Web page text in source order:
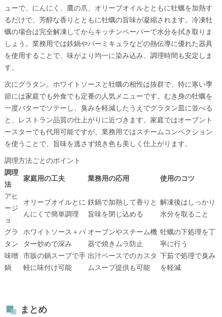
ューで、にんにく、鷹の爪、オリーブオイルとともに牡蠣を加熱す
るだけで、芳醇な香りとともに牡蠣の旨味が凝縮されます。冷凍牡
蠣の場合は完全解凍してからキッチンペーパーで水分を拭き取りま
しょう。業務用では鉄鍋やバーミキュラなどの熱伝導に優れた器具
を使用することで、味がより均一に染み込み、調理時間も安定しま
す。
次にグラタン。ホワイトソースと牡蠣の相性は抜群で、特に寒い季
節には家庭でも外食でも定番の人気メニューです。むき身の牡蠣を
一度バターでソテーし、臭みを軽減したうえでグラタン皿に並べる
と、レストラン品質の仕上がりに近づきます。家庭ではオーブント
ースターでも代用可能ですが、業務用ではスチームコンベクション
を使うことで、旨味を逃さず焼き色も美しく仕上がります。
調理方法ごとのポイント
調理
法
家庭用の工夫 業務用の応用 使用のコツ
アヒ
ージ
ョ
オリーブオイルとに
んにくで簡単調理
鉄鍋で加熱して香りと
旨味を閉じ込める
解凍後はしっかり
水分を取ること
グラ
タン
ホワイトソース＋バ
ター炒めで深み
オーブンやスチーム機
器で焼きムラ防止
牡蠣の下処理を丁
寧に行う
味噌
鍋
市販の鍋スープで手
軽に味付け可能
出汁ベースでのカスタ
ムスープ提供も可能
下茹で処理で臭み
を軽減
まとめ